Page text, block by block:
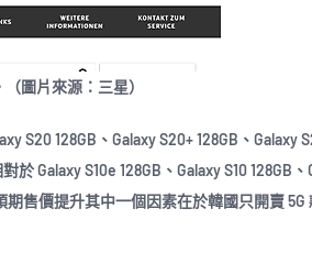
圖片來源：三星）
S20 128GB、Galaxy S20+ 128GB、Galaxy
Galaxy S10e 128GB、Galaxy S10 128GB
期售價提升其中一個因素在於韓國只開賣